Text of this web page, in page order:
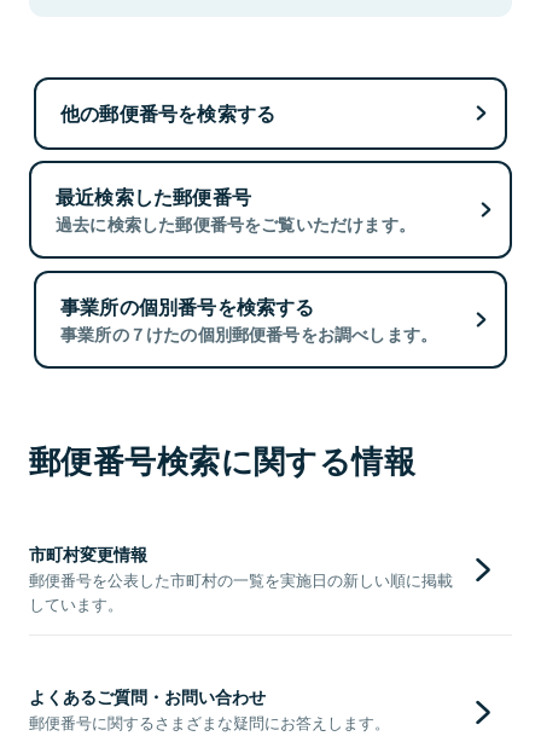
他の郵便番号を検索する
最近検索した郵便番号
過去に検索した郵便番号をご覧いただけます。
事業所の個別番号を検索する
事業所の７けたの個別郵便番号をお調べします。
郵便番号検索に関する情報
市町村変更情報
郵便番号を公表した市町村の一覧を実施日の新しい順に掲載
しています。
よくあるご質問・お問い合わせ
郵便番号に関するさまざまな疑問にお答えします。